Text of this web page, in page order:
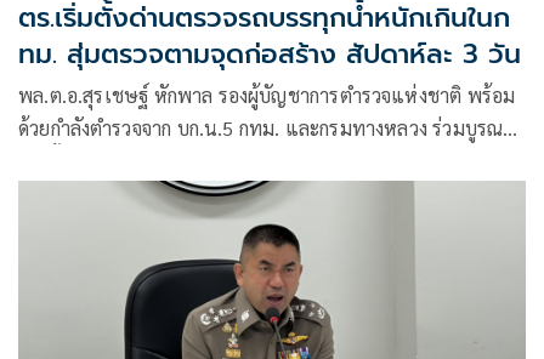
ตร.เริ่มตั้งด่านตรวจรถบรรทุกน้ำหนักเกินในก
ทม. สุ่มตรวจตามจุดก่อสร้าง สัปดาห์ละ 3 วัน
พล.ต.อ.สุรเชษฐ์ หักพาล รองผู้บัญชาการตำรวจแห่งชาติ พร้อม
ด้วยกำลังตำรวจจาก บก.น.5 กทม. และกรมทางหลวง ร่วมบูรณา
พิกัดในเขตเมือง ที่บริเวณถนนสาทรใต้ ฝั่งตรงข้ามกับ บก.น.5
มุ่งหน้าไปสี่แยกสาทร-นราธิวาส